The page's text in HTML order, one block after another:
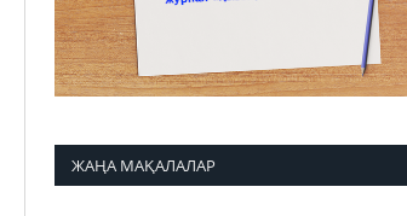
ЖАҢА МАҚАЛАЛАР